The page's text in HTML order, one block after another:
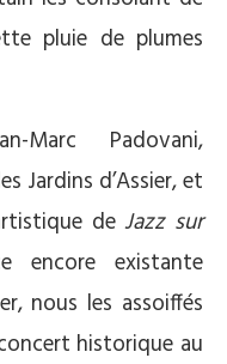
pluie de plumes
Marc Padovani,
Jardins d’Assier, et
deJazz sur
encore existante
nous les assoiffés
historique au